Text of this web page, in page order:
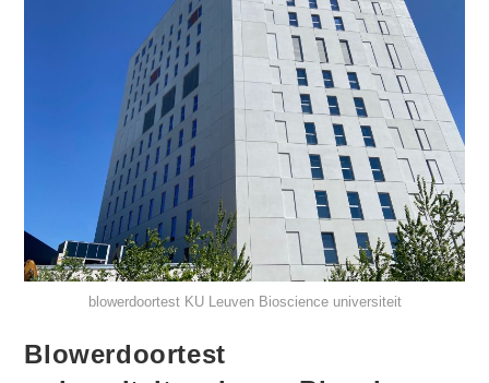
blowerdoortest KU Leuven Bioscience universiteit
Blowerdoortest